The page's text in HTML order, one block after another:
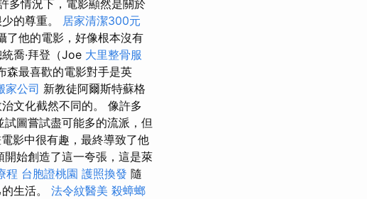
多情況下，電影顯然是關於
的尊重。 居家清潔300元
了他的電影，好像根本沒有
喬·拜登（Joe 大里整骨服
森最喜歡的電影對手是英
家公司 新教徒阿爾斯特蘇格
文化截然不同的。 像許多
圖嘗試盡可能多的流派，但
影中很有趣，最終導致了他
始創造了這一夸張，這是萊
程 台胞證桃園 護照換發 隨
生活。 法令紋醫美 殺蟑螂